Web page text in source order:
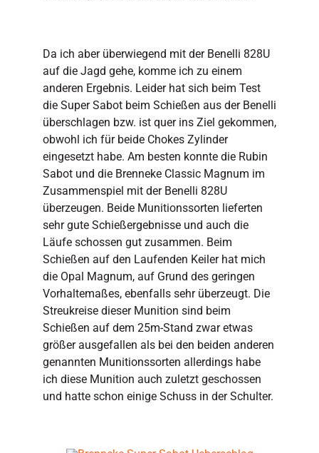
Da ich aber überwiegend mit der Benelli 828U
auf die Jagd gehe, komme ich zu einem
anderen Ergebnis. Leider hat sich beim Test
die Super Sabot beim Schießen aus der Benelli
überschlagen bzw. ist quer ins Ziel gekommen,
obwohl ich für beide Chokes Zylinder
eingesetzt habe. Am besten konnte die Rubin
Sabot und die Brenneke Classic Magnum im
Zusammenspiel mit der Benelli 828U
überzeugen. Beide Munitionssorten lieferten
sehr gute Schießergebnisse und auch die
Läufe schossen gut zusammen. Beim
Schießen auf den Laufenden Keiler hat mich
die Opal Magnum, auf Grund des geringen
Vorhaltemaßes, ebenfalls sehr überzeugt. Die
Streukreise dieser Munition sind beim
Schießen auf dem 25m-Stand zwar etwas
größer ausgefallen als bei den beiden anderen
genannten Munitionssorten allerdings habe
ich diese Munition auch zuletzt geschossen
und hatte schon einige Schuss in der Schulter.